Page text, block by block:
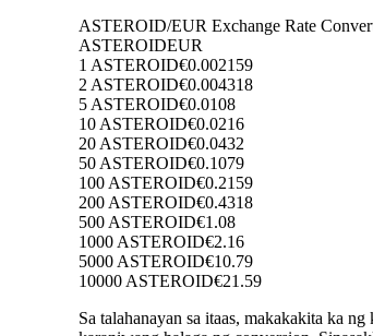
ASTEROID/EUR Exchange Rate
ASTEROIDEUR
1 ASTEROID€0.002159
2 ASTEROID€0.004318
5 ASTEROID€0.0108
10 ASTEROID€0.0216
20 ASTEROID€0.0432
50 ASTEROID€0.1079
100 ASTEROID€0.2159
200 ASTEROID€0.4318
500 ASTEROID€1.08
1000 ASTEROID€2.16
5000 ASTEROID€10.79
10000 ASTEROID€21.59
Sa talahanayan sa itaas, makakakita ka